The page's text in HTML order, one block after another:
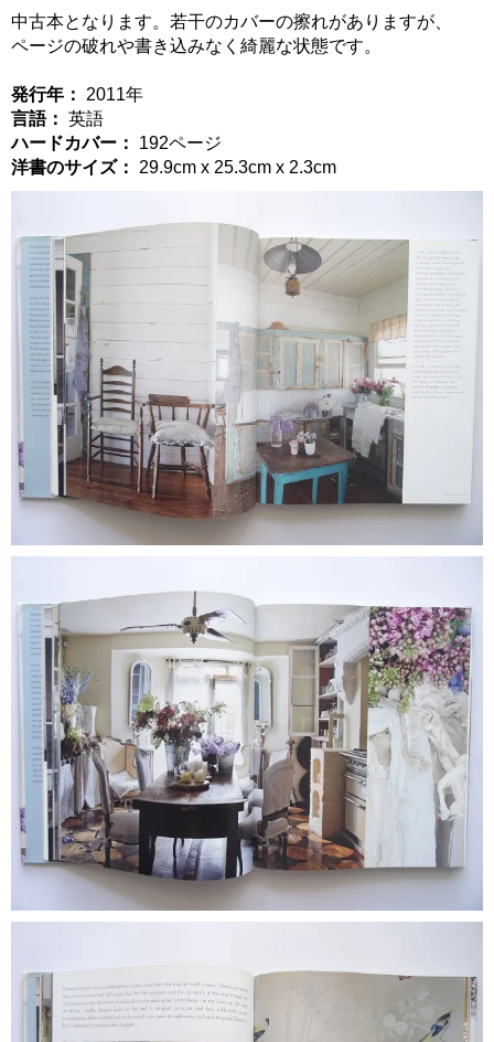
中古本となります。若干のカバーの擦れがありますが、
ページの破れや書き込みなく綺麗な状態です。
発行年：
2011年
言語： 英語
ハードカバー：
192ページ
洋書のサイズ：
29.9cm x 25.3cm x 2.3cm